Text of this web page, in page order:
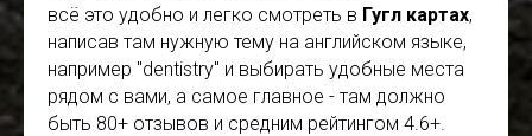
всё это удобно и легко смотреть в Гугл картах,
написав там нужную тему на английском языке,
например "dentistry" и выбирать удобные места
рядом с вами, а самое главное - там должно
быть 80+ отзывов и средним рейтингом 4.6+.